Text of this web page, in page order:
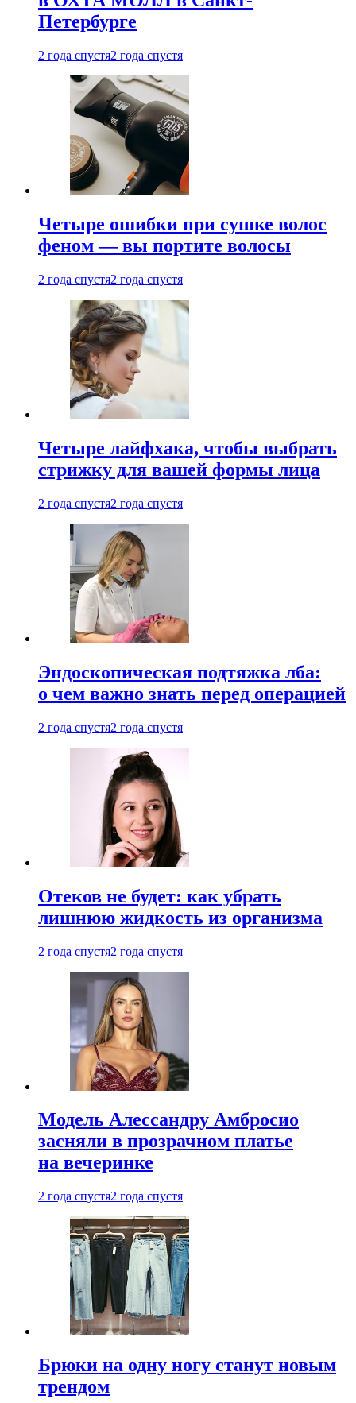
Петербурге
2 года спустя2 года спустя
Четыре ошибки при сушке волос
феном — вы портите волосы
2 года спустя2 года спустя
Четыре лайфхака, чтобы выбрать
стрижку для вашей формы лица
2 года спустя2 года спустя
Эндоскопическая подтяжка лба:
о чем важно знать перед операцией
2 года спустя2 года спустя
Отеков не будет: как убрать
лишнюю жидкость из организма
2 года спустя2 года спустя
Модель Алессандру Амбросио
засняли в прозрачном платье
на вечеринке
2 года спустя2 года спустя
Брюки на одну ногу станут новым
трендом